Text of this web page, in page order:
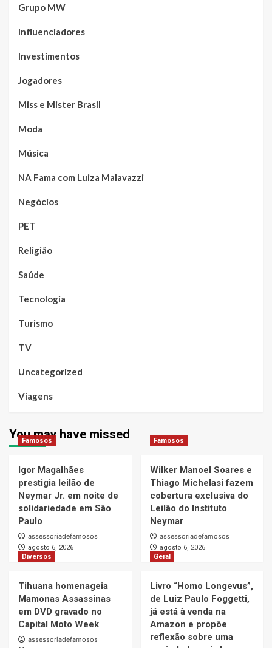
Grupo MW
Influenciadores
Investimentos
Jogadores
Miss e Mister Brasil
Moda
Música
NA Fama com Luiza Malavazzi
Negócios
PET
Religião
Saúde
Tecnologia
Turismo
TV
Uncategorized
Viagens
You may have missed
Famosos
Igor Magalhães
prestigia leilão de
Neymar Jr. em noite de
solidariedade em São
Paulo
assessoriadefamosos
agosto 6, 2026
Famosos
Wilker Manoel Soares e
Thiago Michelasi fazem
cobertura exclusiva do
Leilão do Instituto
Neymar
assessoriadefamosos
agosto 6, 2026
Diversos
Tihuana homenageia
Mamonas Assassinas
em DVD gravado no
Capital Moto Week
assessoriadefamosos
Geral
Livro “Homo Longevus”,
de Luiz Paulo Foggetti,
já está à venda na
Amazon e propõe
reflexão sobre uma